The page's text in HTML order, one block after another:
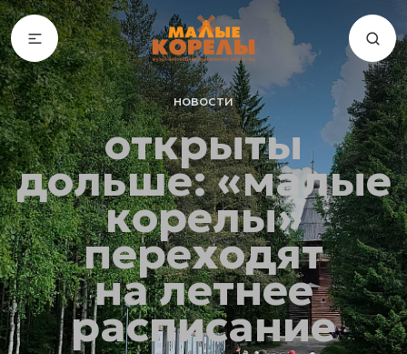
новости
открыты
дольше: «малые
корелы»
переходят
на летнее
расписание